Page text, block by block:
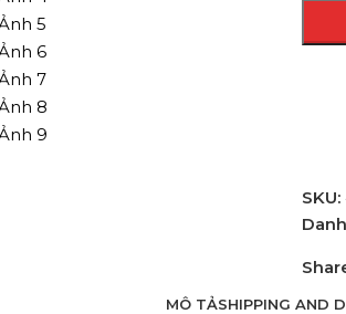
SKU:
MÔ TẢSHIPPING AND